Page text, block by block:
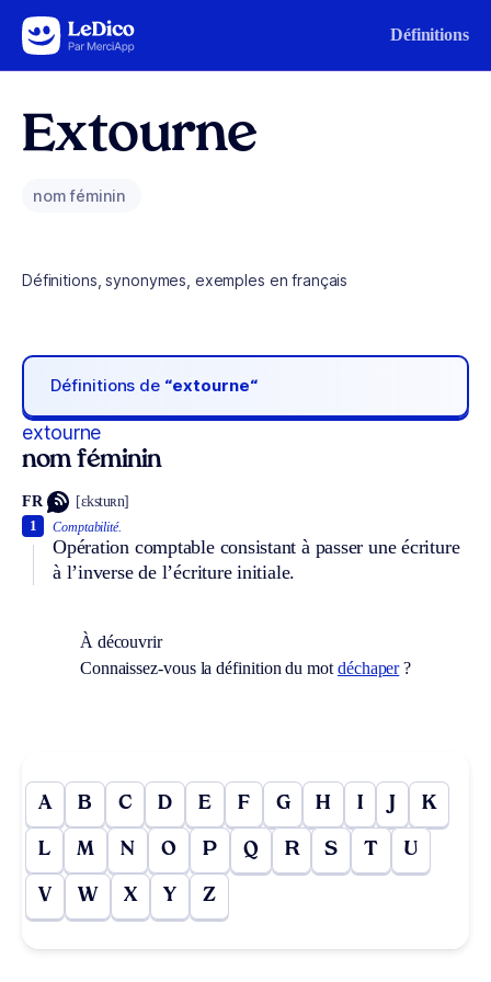
Aller au contenu Définitions
Extourne
nom féminin
Définitions, synonymes, exemples en français
Définitions de “extourne“
extourne
nom féminin
FR [ɛkstuʀn]
Comptabilité.
Opération comptable consistant à passer une écriture
à l’inverse de l’écriture initiale.
1
À découvrir
Connaissez-vous la définition du mot déchaper?
A B C D E F G H I J K
L M N O P Q R S T U
V W X Y Z